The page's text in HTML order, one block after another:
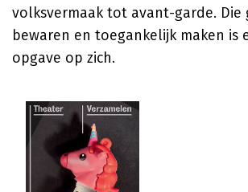
volksvermaak tot avant-garde. Die
bewaren en toegankelijk maken is
opgave op zich.